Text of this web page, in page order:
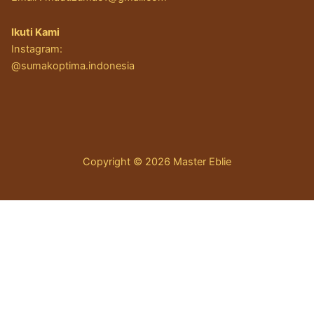
Ikuti Kami
Instagram:
@sumakoptima.indonesia
Copyright © 2026 Master Eblie